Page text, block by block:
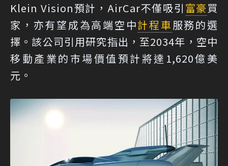
Klein Vision預計，AirCar不僅吸引 富豪買
家，亦有望成為高端空中計程車服務的選
擇。該公司引用研究指出，至2034年，空中
移動產業的市場價值預計將達1,620億美
元。